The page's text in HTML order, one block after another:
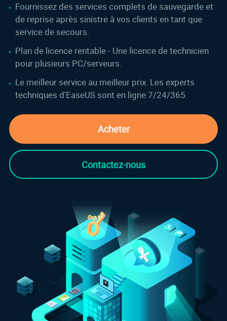
Fournissez des services complets de sauvegarde et
de reprise après sinistre à vos clients en tant que
service de secours.
Plan de licence rentable - Une licence de technicien
pour plusieurs PC/serveurs.
Le meilleur service au meilleur prix. Les experts
techniques d'EaseUS sont en ligne 7/24/365.
Acheter
Contactez-nous